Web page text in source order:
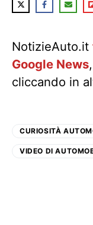
NotizieAuto.it
Google News
cliccando in
CURIOSITÀ
VIDEO DI